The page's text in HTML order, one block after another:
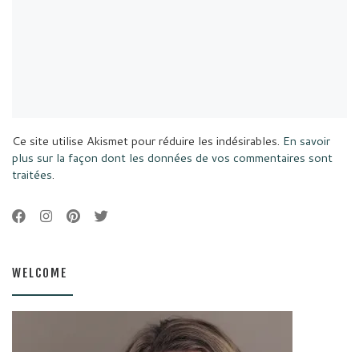
Ce site utilise Akismet pour réduire les indésirables. En savoir
plus sur la façon dont les données de vos commentaires sont
traitées.
WELCOME